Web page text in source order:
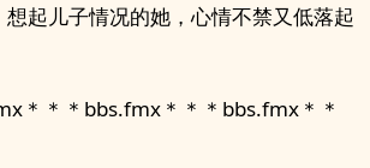
想起儿子情况的她，心情不禁又低落起
＊＊＊bbs.fmx＊＊＊bbs.fmx＊＊